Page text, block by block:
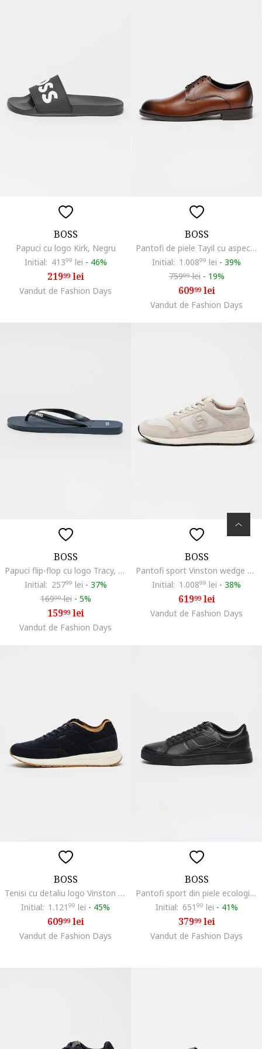
BOSS
Papuci cu logo Kirk, Negru
Initial: 41399 lei - 46%
21999lei
Vandut de Fashion Days
BOSS
Pantofi de piele Tayil cu aspect patinat, Maro Siena
Initial: 1.00899 lei - 39%
75999lei - 19%
60999lei
Vandut de Fashion Days
BOSS
Papuci flip-flop cu logo Tracy, Bleumarin
Initial: 25799 lei - 37%
16999lei - 5%
15999lei
Vandut de Fashion Days
BOSS
Pantofi sport Vinston wedge din piele intoarsa si material textil, Alb/Gri
Initial: 1.00899 lei - 38%
61999lei
Vandut de Fashion Days
BOSS
Tenisi cu detaliu logo Vinston Runn, Albastru ultramarin
Initial: 1.121 99 lei - 45%
60999lei
Vandut de Fashion Days
BOSS
Pantofi sport din piele ecologica cu logo discret Rhys, Negru
Initial: 651 99 lei - 41%
37999lei
Vandut de Fashion Days